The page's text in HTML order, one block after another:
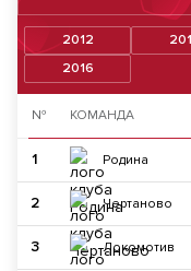
2012
2016
№ КОМАНДА
1 Родина
2 Чертаново
3 Локомотив